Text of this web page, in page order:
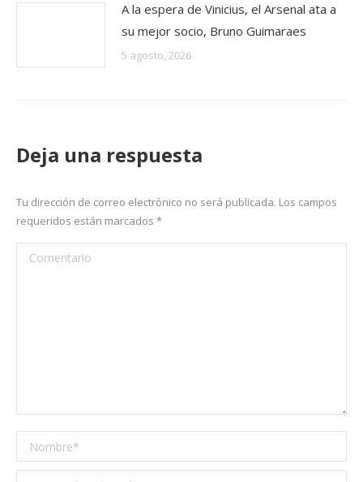
A la espera de Vinicius, el Arsenal ata a
su mejor socio, Bruno Guimaraes
5 agosto, 2026
Deja una respuesta
Tu dirección de correo electrónico no será publicada. Los campos
requeridos están marcados *
Comentario
Nombre *